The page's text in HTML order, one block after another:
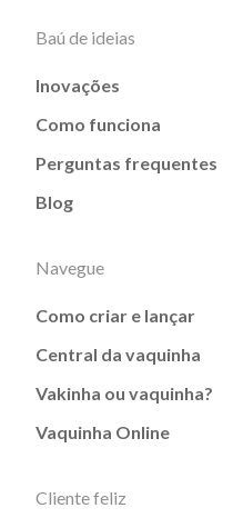
Baú de ideias
Inovações
Como funciona
Perguntas frequentes
Blog
Navegue
Como criar e lançar
Central da vaquinha
Vakinha ou vaquinha?
Vaquinha Online
Cliente feliz